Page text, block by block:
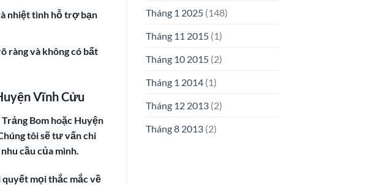
nhiệt tình hỗ trợ bạn
ràng và không có bất
Vĩnh Cửu
Bom hoặc Huyện
tôi sẽ tư vấn chi
cầu của mình.
mọi thắc mắc về
Tháng 1 2025(148)
Tháng 11 2015(1)
Tháng 10 2015(2)
Tháng 1 2014(1)
Tháng 12 2013(2)
Tháng 8 2013(2)